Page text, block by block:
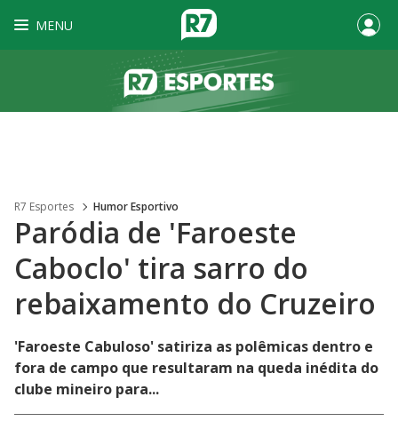
MENU
R7 Esportes Humor Esportivo
Paródia de 'Faroeste
Caboclo' tira sarro do
rebaixamento do Cruzeiro
'Faroeste Cabuloso' satiriza as polêmicas dentro e
fora de campo que resultaram na queda inédita do
clube mineiro para...